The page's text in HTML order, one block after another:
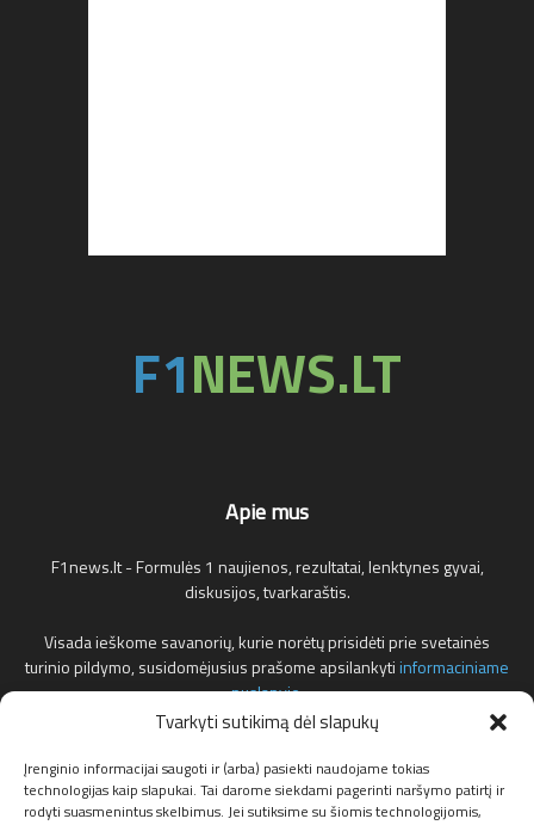
Tvarkyti sutikimą dėl slapukų
Įrenginio informacijai saugoti ir (arba) pasiekti naudojame tokias
technologijas kaip slapukai. Tai darome siekdami pagerinti naršymo patirtį ir
rodyti suasmenintus skelbimus. Jei sutiksime su šiomis technologijomis,
Apie mus
F1news.lt - Formulės 1 naujienos, rezultatai, lenktynes gyvai,
diskusijos, tvarkaraštis.
Visada ieškome savanorių, kurie norėtų prisidėti prie svetainės
turinio pildymo, susidomėjusius prašome apsilankytiinformaciniame
puslapyje.
adresu.
Susisiekite:info@f1news.lt